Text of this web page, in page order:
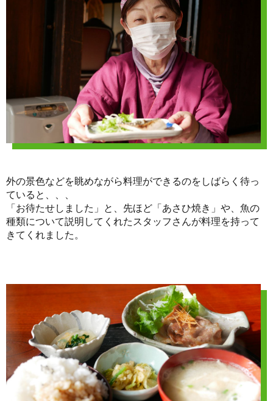
外の景色などを眺めながら料理ができるのをしばらく待っ
ていると、、、
「お待たせしました」と、先ほど「あさひ焼き」や、魚の
種類について説明してくれたスタッフさんが料理を持って
きてくれました。